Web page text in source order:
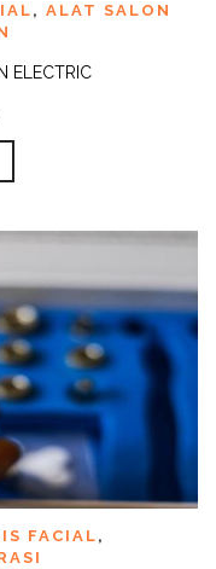
, ALAT SALON
ELECTRIC
FACIAL,